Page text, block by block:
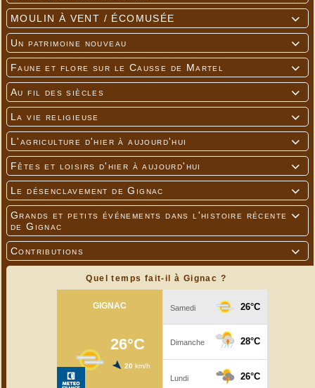

MOULIN À VENT / ÉCOMUSÉE

Un patrimoine nouveau

Faune et flore sur le Causse de Martel

Au fil des siècles

La vie religieuse

L'agriculture d'hier à aujourd'hui

Fêtes et loisirs d'hier à aujourd'hui

Le désenclavement de Gignac

Grands et petits événements dans l'histoire récente
de Gignac

Contributions
Quel temps fait-il à Gignac ?